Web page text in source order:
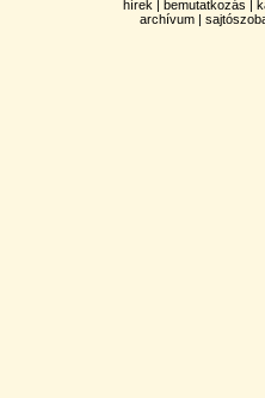
hírek | bemutatkozás |
archívum |